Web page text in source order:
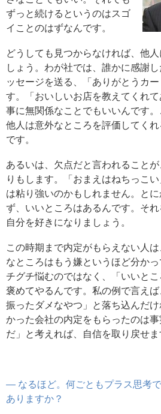
ずっと続けるというのはスゴ
イことのはずなんです。
どうしても見つからなければ、他
しょう。わが社では、誰かに感謝
ッセージを送る、「ありがとうカ
す。「おいしいお店を教えてくれ
事に無関係なことでもいいんです。
他人は意外なところを評価してく
です。
あるいは、欠点だと言われること
りもします。「おまえはねちっこ
は粘り強いのかもしれません。と
ず、いいところはあるんです。それ
自分を好きになりましょう。
この時期まで内定がもらえない人
なところはもう嫌というほど分か
チグチ悩むのではなく、「いいと
褒めてやるんです。私の例で言え
振ったダメなやつ」と落ち込んだ
かった会社の内定をもらったのは
だ」と考えれば、自信を取り戻せま
― なるほど。何ごともプラス思考
ありますか？